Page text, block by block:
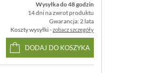
Wysyłka do 48 godzin
14 dni na zwrot produktu
Gwarancja: 2 lata
Koszty wysyłki -zobacz szczegóły
DODAJ DO KOSZYKA